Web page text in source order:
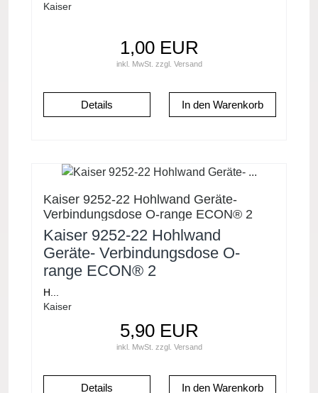
Kaiser
1,00 EUR
inkl. MwSt. zzgl. Versand
Details
Kaiser 9252-22 Hohlwand Geräte-
Verbindungsdose O-range ECON® 2
Kaiser 9252-22 Hohlwand
Geräte- Verbindungsdose O-
range ECON® 2
H...
Kaiser
5,90 EUR
inkl. MwSt. zzgl. Versand
Details